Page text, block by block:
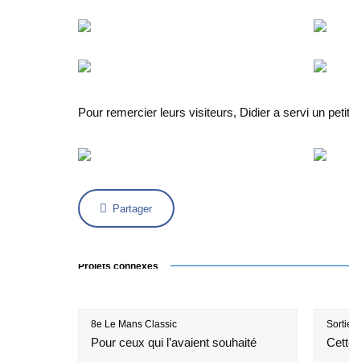
Pour remercier leurs visiteurs, Didier a servi un
Partager
Projets connexes
8e Le Mans Classic
Pour ceux qui l’avaient souhaité